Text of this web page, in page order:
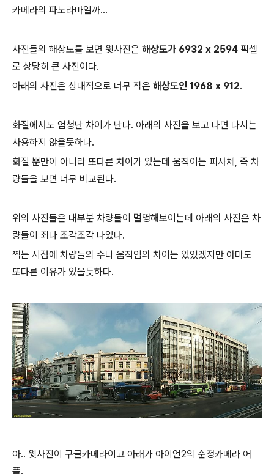
카메라의 파노라마일까...
사진들의 해상도를 보면 윗사진은 해상도가 6932 x 2594 픽셀
로 상당히 큰 사진이다.
아래의 사진은 상대적으로 너무 작은 해상도인 1968 x 912.
화질에서도 엄청난 차이가 난다. 아래의 사진을 보고 나면 다시는
사용하지 않을듯하다.
화질 뿐만이 아니라 또다른 차이가 있는데 움직이는 피사체, 즉 차
량들을 보면 너무 비교된다.
위의 사진들은 대부분 차량들이 멀쩡해보이는데 아래의 사진은 차
량들이 죄다 조각조각 나있다.
찍는 시점에 차량들의 수나 움직임의 차이는 있었겠지만 아마도
또다른 이유가 있을듯하다.
아.. 윗사진이 구글카메라이고 아래가 아이언2의 순정카메라 어
플.